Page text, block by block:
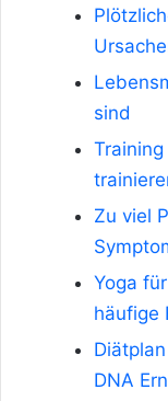
sind
Zu viel
Yoga
häufige
DNA